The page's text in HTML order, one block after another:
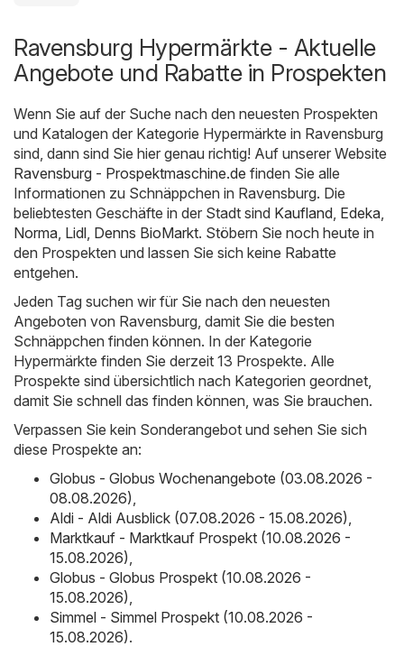
Ravensburg Hypermärkte - Aktuelle
Angebote und Rabatte in Prospekten
Wenn Sie auf der Suche nach den neuesten Prospekten
und Katalogen der Kategorie Hypermärkte in Ravensburg
sind, dann sind Sie hier genau richtig! Auf unserer Website
Ravensburg - Prospektmaschine.de finden Sie alle
Informationen zu Schnäppchen in Ravensburg. Die
beliebtesten Geschäfte in der Stadt sind Kaufland, Edeka,
Norma, Lidl, Denns BioMarkt. Stöbern Sie noch heute in
den Prospekten und lassen Sie sich keine Rabatte
entgehen.
Jeden Tag suchen wir für Sie nach den neuesten
Angeboten von Ravensburg, damit Sie die besten
Schnäppchen finden können. In der Kategorie
Hypermärkte finden Sie derzeit 13 Prospekte. Alle
Prospekte sind übersichtlich nach Kategorien geordnet,
damit Sie schnell das finden können, was Sie brauchen.
Verpassen Sie kein Sonderangebot und sehen Sie sich
diese Prospekte an:
Globus - Globus Wochenangebote (03.08.2026 -
08.08.2026),
Aldi - Aldi Ausblick (07.08.2026 - 15.08.2026),
Marktkauf - Marktkauf Prospekt (10.08.2026 -
15.08.2026),
Globus - Globus Prospekt (10.08.2026 -
15.08.2026),
Simmel - Simmel Prospekt (10.08.2026 -
15.08.2026).